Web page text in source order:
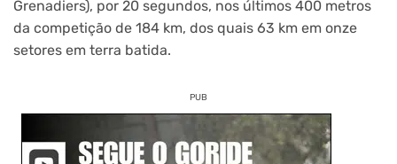
Grenadiers), por 20 segundos, nos últimos 400 metros
da competição de 184 km, dos quais 63 km em onze
setores em terra batida.
PUB